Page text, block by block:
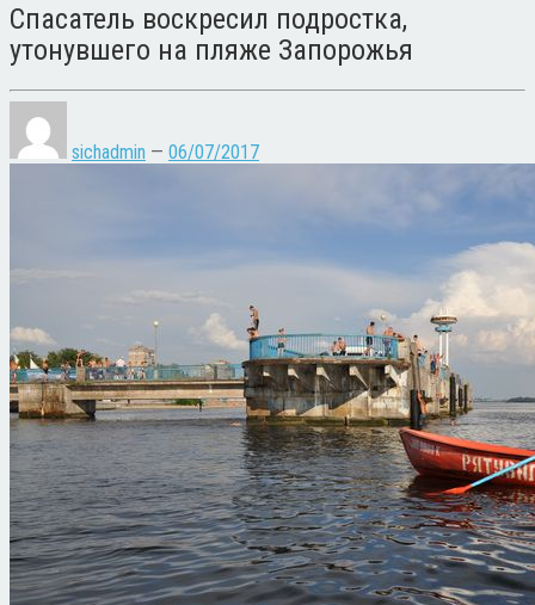
Спасатель воскресил подростка,
утонувшего на пляже Запорожья
sichadmin — 06/07/2017